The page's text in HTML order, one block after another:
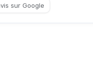
sur Google